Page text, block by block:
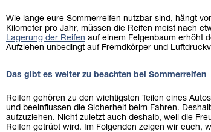
Wie lange eure Sommerreifen nutzbar sind, hängt
Kilometer pro Jahr, müssen die Reifen meist nach
Lagerung der Reifen auf einem Felgenbaum erhöht
Aufziehen unbedingt auf Fremdkörper und
Das gibt es weiter zu beachten bei Sommerreifen
Reifen gehören zu den wichtigsten Teilen eines
und beeinflussen die Sicherheit beim Fahren.
aufzuziehen. Nicht zuletzt auch deshalb, weil die
Reifen getrübt wird. Im Folgenden zeigen wir euch,